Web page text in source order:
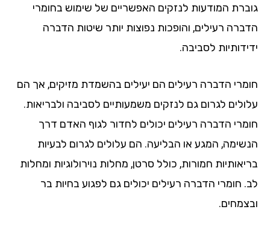
גוברת המודעות לנזקים האפשריים של שימוש בחומרי
הדברה רעילים, והופכות נפוצות יותר שיטות הדברה
ידידותיות לסביבה.
חומרי הדברה רעילים הם יעילים בהשמדת מזיקים, אך הם
עלולים לגרום גם לנזקים משמעותיים לסביבה ולבריאות.
חומרי הדברה רעילים יכולים לחדור לגוף האדם דרך
הנשימה, המגע או הבליעה. הם עלולים לגרום לבעיות
בריאותיות חמורות, כולל סרטן, מחלות נוירולוגיות ומחלות
לב. חומרי הדברה רעילים יכולים גם לפגוע בחיות בר
ובצמחים.